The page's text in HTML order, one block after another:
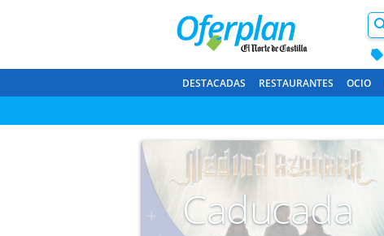
label
DESTACADAS RESTAURANTES OCIO
Caducada